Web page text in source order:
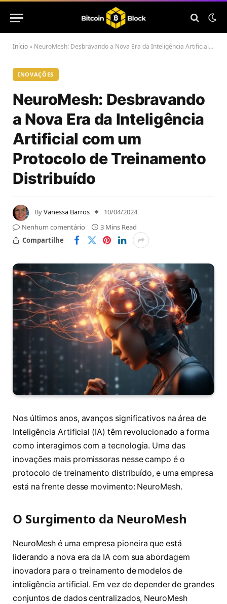
Início » NeuroMesh: Desbravando a Nova Era da Inteligência Artificial com um Protocolo de Treinamento Distribuído
INOVAÇÕES
NeuroMesh: Desbravando
a Nova Era da Inteligência
Artificial com um
Protocolo de Treinamento
Distribuído
ByVanessa Barros
10/04/2024
Nenhum comentário
3 Mins Read
Compartilhe
Nos últimos anos, avanços significativos na área de
Inteligência Artificial (IA) têm revolucionado a forma
como interagimos com a tecnologia. Uma das
inovações mais promissoras nesse campo é o
protocolo de treinamento distribuído, e uma empresa
está na frente desse movimento: NeuroMesh.
O Surgimento da NeuroMesh
NeuroMesh é uma empresa pioneira que está
liderando a nova era da IA com sua abordagem
inovadora para o treinamento de modelos de
inteligência artificial. Em vez de depender de grandes
conjuntos de dados centralizados, NeuroMesh